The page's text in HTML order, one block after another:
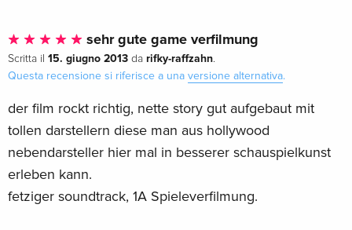
sehr gute game verfilmung
Scritta il 15. giugno 2013 da rifky-raffzahn.
Questa recensione si riferisce a una versione alternativa.
der film rockt richtig, nette story gut aufgebaut mit
tollen darstellern diese man aus hollywood
nebendarsteller hier mal in besserer schauspielkunst
erleben kann.
fetziger soundtrack, 1A Spieleverfilmung.